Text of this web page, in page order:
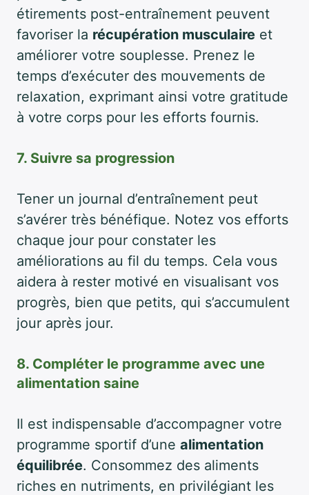
étirements post-entraînement peuvent
favoriser la récupération musculaire et
améliorer votre souplesse. Prenez le
temps d’exécuter des mouvements de
relaxation, exprimant ainsi votre gratitude
à votre corps pour les efforts fournis.
7. Suivre sa progression
Tener un journal d’entraînement peut
s’avérer très bénéfique. Notez vos efforts
chaque jour pour constater les
améliorations au fil du temps. Cela vous
aidera à rester motivé en visualisant vos
progrès, bien que petits, qui s’accumulent
jour après jour.
8. Compléter le programme avec une
alimentation saine
Il est indispensable d’accompagner votre
programme sportif d’une alimentation
équilibrée. Consommez des aliments
riches en nutriments, en privilégiant les